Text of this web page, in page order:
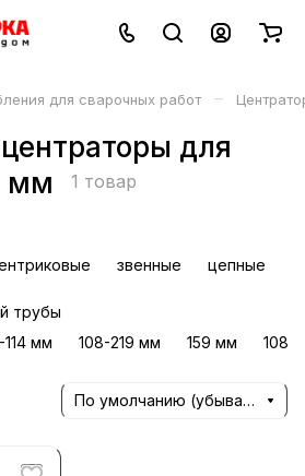
для сварочных работ –
для
мм
1 товар
звенные цепные
трубы
114 мм
108-219 мм 159 мм 108/
По умолчанию (убывание)